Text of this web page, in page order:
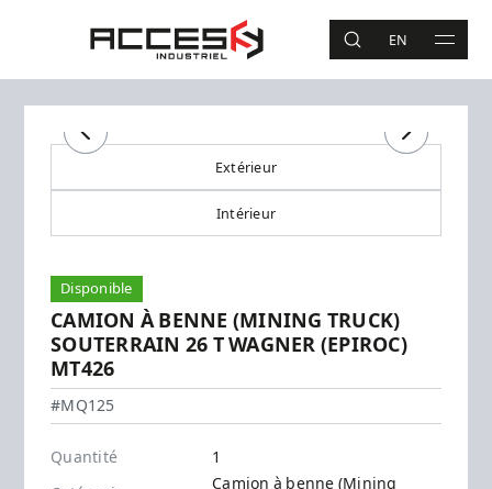
Accès Industriel
RECHERCHE
EN MAIN
Recherche
Précédent Suivant
Précédent Suivant
Extérieur
Intérieur
Disponible
CAMION À BENNE (MINING TRUCK)
SOUTERRAIN 26 T WAGNER (EPIROC)
MT426
Wagner (Epiroc) - MT426
#MQ125
Quantité 1
Camion à benne (Mining